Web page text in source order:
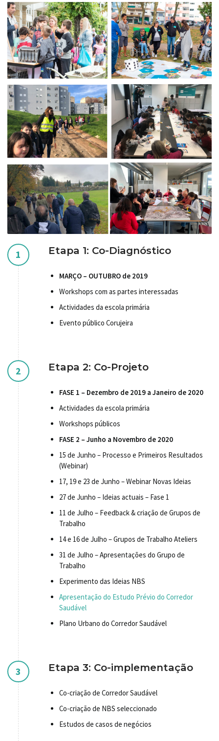
1 Etapa 1: Co-Diagnóstico
MARÇO – OUTUBRO de 2019
Workshops com as partes interessadas
Actividades da escola primária
Evento público Corujeira
2 Etapa 2: Co-Projeto
FASE 1 – Dezembro de 2019 a Janeiro de 2020
Actividades da escola primária
Workshops públicos
FASE 2 – Junho a Novembro de 2020
15 de Junho – Processo e Primeiros Resultados
(Webinar)
17, 19 e 23 de Junho – Webinar Novas Ideias
27 de Junho – Ideias actuais – Fase 1
11 de Julho – Feedback & criação de Grupos de
Trabalho
14 e 16 de Julho – Grupos de Trabalho Ateliers
31 de Julho – Apresentações do Grupo de
Trabalho
Experimento das Ideias NBS
Apresentação do Estudo Prévio do Corredor
Saudável
Plano Urbano do Corredor Saudável
3 Etapa 3: Co-implementação
Co-criação de Corredor Saudável
Co-criação de NBS seleccionado
Estudos de casos de negócios